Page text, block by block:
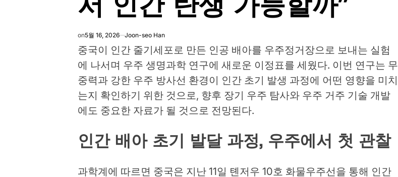
on5월 16, 2026 Joon-seo Han
중국이 인간 줄기세포로 만든 인공 배아를 우주정거장으로 보내는 실험
에 나서며 우주 생명과학 연구에 새로운 이정표를 세웠다. 이번 연구는 무
중력과 강한 우주 방사선 환경이 인간 초기 발생 과정에 어떤 영향을 미치
는지 확인하기 위한 것으로, 향후 장기 우주 탐사와 우주 거주 기술 개발
에도 중요한 자료가 될 것으로 전망된다.
인간 배아 초기 발달 과정, 우주에서 첫 관찰
과학계에 따르면 중국은 지난 11일 톈저우 10호 화물우주선을 통해 인간